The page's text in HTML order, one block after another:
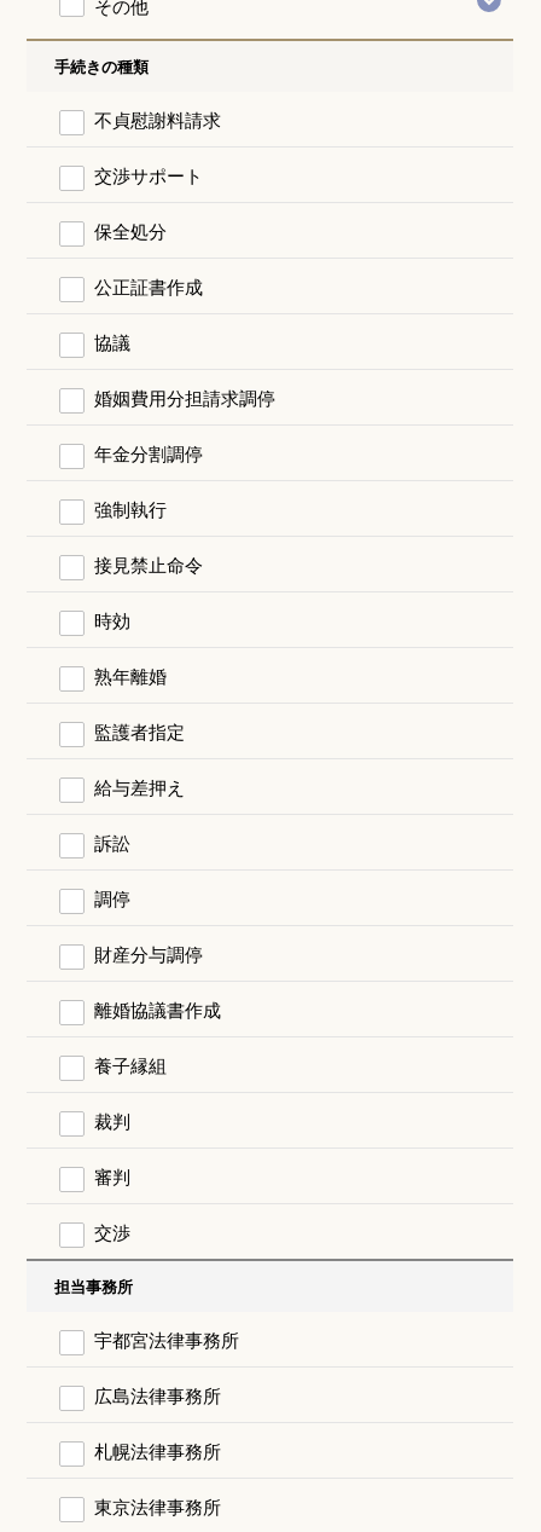
その他
手続きの種類
不貞慰謝料請求
交渉サポート
保全処分
公正証書作成
協議
婚姻費用分担請求調停
年金分割調停
強制執行
接見禁止命令
時効
熟年離婚
監護者指定
給与差押え
訴訟
調停
財産分与調停
離婚協議書作成
養子縁組
裁判
審判
交渉
担当事務所
宇都宮法律事務所
広島法律事務所
札幌法律事務所
東京法律事務所